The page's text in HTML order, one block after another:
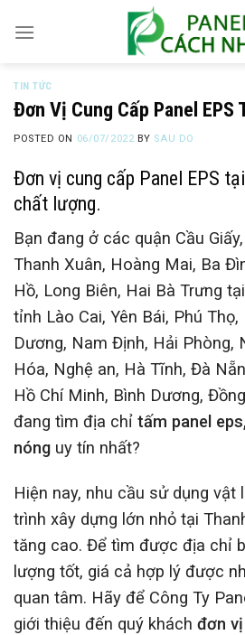
TIN TỨC
Đơn Vị Cung Cấp Panel EPS
POSTED ON 06/07/2022 BY SAU DO
Đơn vị cung cấp Panel EPS
chất lượng.
Bạn đang ở các quận Cầu
Thanh Xuân, Hoàng Mai, Ba
Hồ, Long Biên, Hai Bà Trưng
tỉnh Lào Cai, Yên Bái, Phú Thọ,
Dương, Nam Định, Hải Phòng,
Hóa, Nghệ an, Hà Tĩnh, Đà
Hồ Chí Minh, Bình Dương,
đang tìm địa chỉ tấm panel
nóng uy tín nhất?
Hiện nay, nhu cầu sử dụng vật
trình xây dựng lớn nhỏ tại
tăng cao. Để tìm được địa chỉ
lượng tốt, giá cả hợp lý được
quan tâm. Hãy để Công Ty
giới thiệu đến quý khách đơn vị